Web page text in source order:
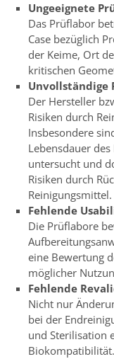
Ungeeignete
Das Prüflabor
Case bezüglich
der Keime, Ort
kritischen
Unvollständige
Der Hersteller
Risiken durch
Insbesondere
Lebensdauer
untersucht und
Risiken durch
Reinigungsmittel.
Fehlende
Die Prüflabore
eine Bewertung
möglicher
Fehlende
Nicht nur
bei der
und Sterilisation
Biokompatibilität.